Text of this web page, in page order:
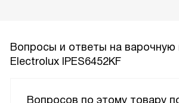
Вопросы и ответы на варочную
Electrolux IPES6452KF
Вопросов по этому товару